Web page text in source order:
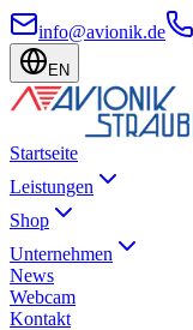
info@avionik.de
EN
Startseite
Leistungen
Shop
Unternehmen
News
Webcam
Kontakt